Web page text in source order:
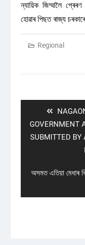
ন্যায়িক জিম্মালৈ
হোৱাৰ পিছত ৰাজ্য
Regional
Previous
post:
GOVERNMENT
SUBMITTED BY
Next
অসমত এতিয়া মেধাৰ